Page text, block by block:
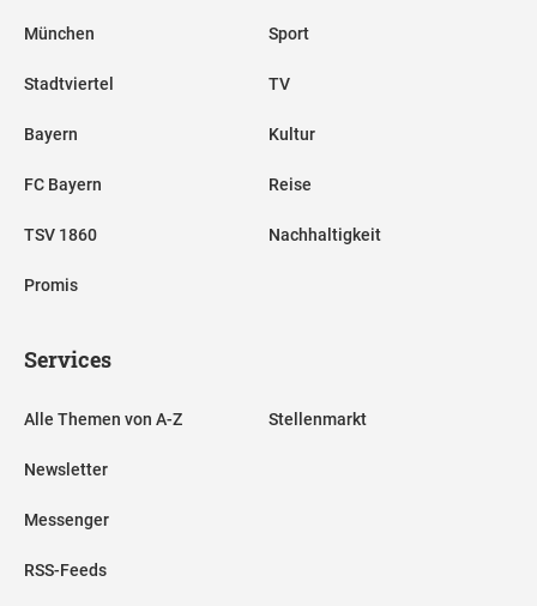
München
Stadtviertel
Bayern
FC Bayern
TSV 1860
Promis
Sport
TV
Kultur
Reise
Nachhaltigkeit
Services
Alle Themen von A-Z
Newsletter
Messenger
RSS-Feeds
Stellenmarkt